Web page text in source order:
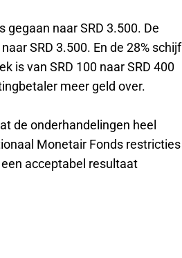
gegaan naar SRD 3.500. De
SRD 3.500. En de 28% schijf
is van SRD 100 naar SRD 400
meer geld over.
de onderhandelingen heel
Monetair Fonds restricties
acceptabel resultaat